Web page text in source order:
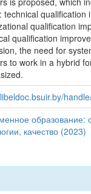
technical qualification
qualification
qualification
the need for
to work in a hybrid
образование:
качество (2023)